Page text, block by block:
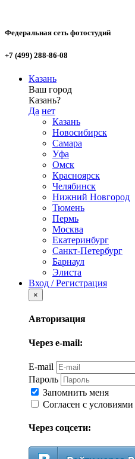
Федеральная сеть фотостудий
+7 (499) 288-86-08
Казань
Ваш город
Казань?
Да нет
Казань
Новосибирск
Самара
Уфа
Омск
Красноярск
Челябинск
Нижний Новгород
Тюмень
Пермь
Москва
Екатеринбург
Санкт-Петербург
Барнаул
Элиста
Вход / Регистрация
×
Авторизация
Через e-mail:
E-mail
Пароль
Запомнить меня
Согласен с условиями
Через соцсети: